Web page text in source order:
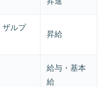
ザルプ
昇給
給与・基本
給